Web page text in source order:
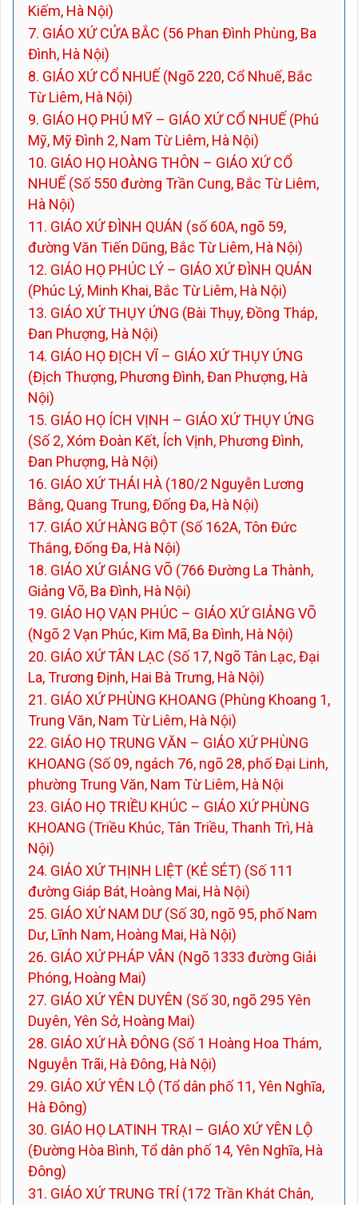
Kiếm, Hà Nội)
7. GIÁO XỨ CỬA BẮC (56 Phan Đình Phùng, Ba
Đình, Hà Nội)
8. GIÁO XỨ CỔ NHUẾ (Ngõ 220, Cổ Nhuế, Bắc
Từ Liêm, Hà Nội)
9. GIÁO HỌ PHÚ MỸ – GIÁO XỨ CỔ NHUẾ (Phú
Mỹ, Mỹ Đình 2, Nam Từ Liêm, Hà Nội)
10. GIÁO HỌ HOÀNG THÔN – GIÁO XỨ CỔ
NHUẾ (Số 550 đường Trần Cung, Bắc Từ Liêm,
Hà Nội)
11. GIÁO XỨ ĐÌNH QUÁN (số 60A, ngõ 59,
đường Văn Tiến Dũng, Bắc Từ Liêm, Hà Nội)
12. GIÁO HỌ PHÚC LÝ – GIÁO XỨ ĐÌNH QUÁN
(Phúc Lý, Minh Khai, Bắc Từ Liêm, Hà Nội)
13. GIÁO XỨ THỤY ỨNG (Bài Thụy, Đồng Tháp,
Đan Phượng, Hà Nội)
14. GIÁO HỌ ĐỊCH VĨ – GIÁO XỨ THỤY ỨNG
(Địch Thượng, Phương Đình, Đan Phượng, Hà
Nội)
15. GIÁO HỌ ÍCH VỊNH – GIÁO XỨ THỤY ỨNG
(Số 2, Xóm Đoàn Kết, Ích Vịnh, Phương Đình,
Đan Phượng, Hà Nội)
16. GIÁO XỨ THÁI HÀ (180/2 Nguyễn Lương
Bằng, Quang Trung, Đống Đa, Hà Nội)
17. GIÁO XỨ HÀNG BỘT (Số 162A, Tôn Đức
Thắng, Đống Đa, Hà Nội)
18. GIÁO XỨ GIẢNG VÕ (766 Đường La Thành,
Giảng Võ, Ba Đình, Hà Nội)
19. GIÁO HỌ VẠN PHÚC – GIÁO XỨ GIẢNG VÕ
(Ngõ 2 Vạn Phúc, Kim Mã, Ba Đình, Hà Nội)
20. GIÁO XỨ TÂN LẠC (Số 17, Ngõ Tân Lạc, Đại
La, Trương Định, Hai Bà Trưng, Hà Nội)
21. GIÁO XỨ PHÙNG KHOANG (Phùng Khoang 1,
Trung Văn, Nam Từ Liêm, Hà Nội)
22. GIÁO HỌ TRUNG VĂN – GIÁO XỨ PHÙNG
KHOANG (Số 09, ngách 76, ngõ 28, phố Đại Linh,
phường Trung Văn, Nam Từ Liêm, Hà Nội
23. GIÁO HỌ TRIỀU KHÚC – GIÁO XỨ PHÙNG
KHOANG (Triều Khúc, Tân Triều, Thanh Trì, Hà
Nội)
24. GIÁO XỨ THỊNH LIỆT (KẺ SÉT) (Số 111
đường Giáp Bát, Hoàng Mai, Hà Nội)
25. GIÁO XỨ NAM DƯ (Số 30, ngõ 95, phố Nam
Dư, Lĩnh Nam, Hoàng Mai, Hà Nội)
26. GIÁO XỨ PHÁP VÂN (Ngõ 1333 đường Giải
Phóng, Hoàng Mai)
27. GIÁO XỨ YÊN DUYÊN (Số 30, ngõ 295 Yên
Duyên, Yên Sở, Hoàng Mai)
28. GIÁO XỨ HÀ ĐÔNG (Số 1 Hoàng Hoa Thám,
Nguyễn Trãi, Hà Đông, Hà Nội)
29. GIÁO XỨ YÊN LỘ (Tổ dân phố 11, Yên Nghĩa,
Hà Đông)
30. GIÁO HỌ LATINH TRẠI – GIÁO XỨ YÊN LỘ
(Đường Hòa Bình, Tổ dân phố 14, Yên Nghĩa, Hà
Đông)
31. GIÁO XỨ TRUNG TRÍ (172 Trần Khát Chân,